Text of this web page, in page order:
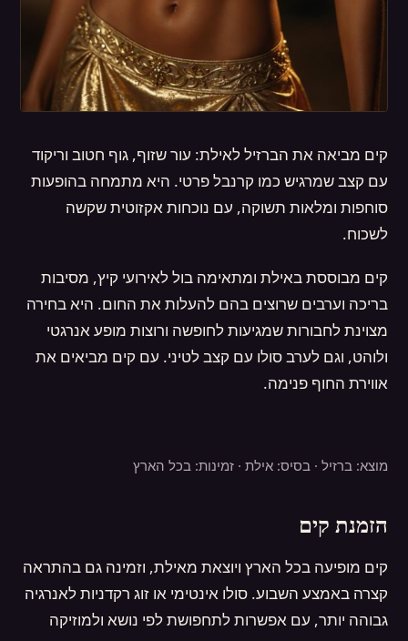
קים מביאה את הברזיל לאילת: עור שזוף, גוף חטוב וריקוד
עם קצב שמרגיש כמו קרנבל פרטי. היא מתמחה בהופעות
סוחפות ומלאות תשוקה, עם נוכחות אקזוטית שקשה
לשכוח.
קים מבוססת באילת ומתאימה בול לאירועי קיץ, מסיבות
בריכה וערבים שרוצים בהם להעלות את החום. היא בחירה
מצוינת לחבורות שמגיעות לחופשה ורוצות מופע אנרגטי
ולוהט, וגם לערב סולו עם קצב לטיני. עם קים מביאים את
אווירת החוף פנימה.
מוצא: ברזיל · בסיס: אילת · זמינות: בכל הארץ
הזמנת קים
קים מופיעה בכל הארץ ויוצאת מאילת, וזמינה גם בהתראה
קצרה באמצע השבוע. סולו אינטימי או זוג רקדניות לאנרגיה
גבוהה יותר, עם אפשרות לתחפושת לפי נושא ולמוזיקה